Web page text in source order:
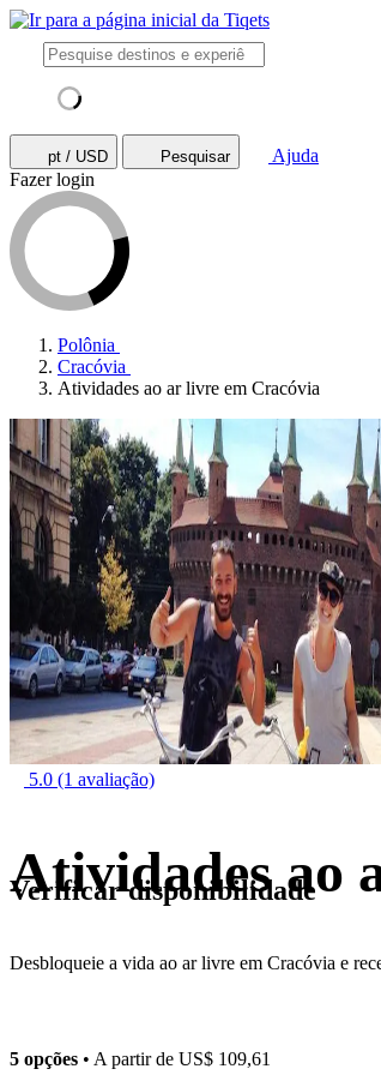
pt / USD Pesquisar
Ajuda
Fazer login
Polônia
Cracóvia
Atividades ao ar livre em Cracóvia
5.0 (1 avaliação)
Atividades ao
Desbloqueie a vida ao ar livre em Cracóvia e
Verificar disponibilidade
5 opções • A partir de US$ 109,61